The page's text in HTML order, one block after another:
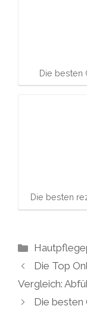
Die besten
Die besten
Kategorien
Die Top
Vergleich:
Die besten